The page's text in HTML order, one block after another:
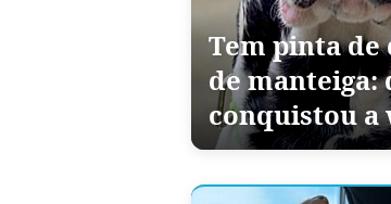
Tem pinta
de manteiga:
conquistou a